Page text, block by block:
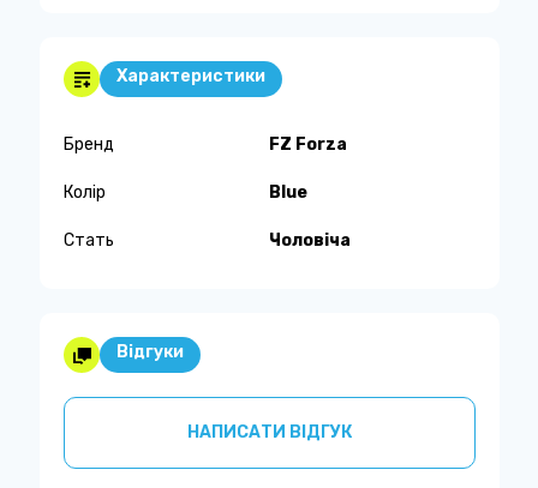
Характеристики
Бренд FZ Forza
Колір Blue
Стать Чоловіча
Відгуки
НАПИСАТИ ВІДГУК